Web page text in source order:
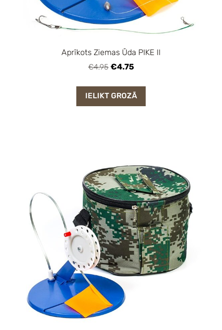
Aprīkots Ziemas Ūda PIKE II
€4.95 €4.75
IELIKT GROZĀ